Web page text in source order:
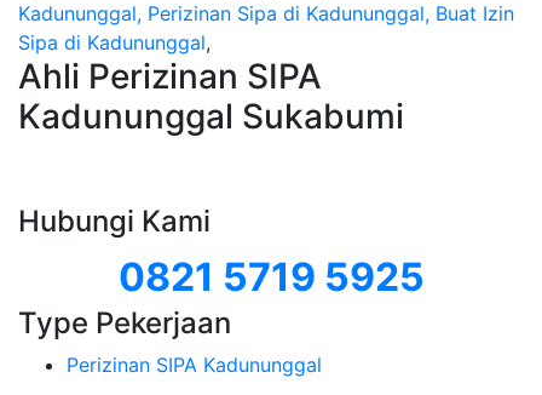
Kadununggal, Perizinan Sipa di Kadununggal, Buat Izin
Sipa di Kadununggal,
Ahli Perizinan SIPA
Kadununggal Sukabumi
Hubungi Kami
0821 5719 5925
Type Pekerjaan
Perizinan SIPA Kadununggal